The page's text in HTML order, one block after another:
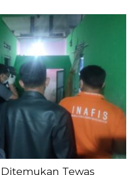
Tewas